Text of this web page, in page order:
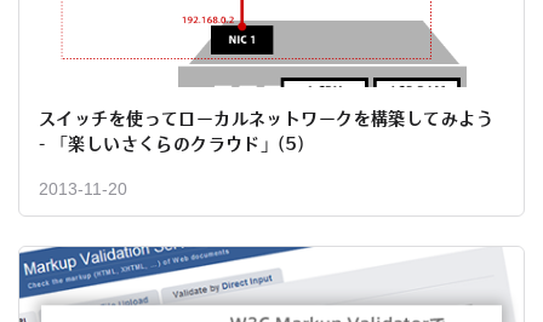
スイッチを使ってローカルネットワークを構築してみよう
- 「楽しいさくらのクラウド」(5)
2013-11-20